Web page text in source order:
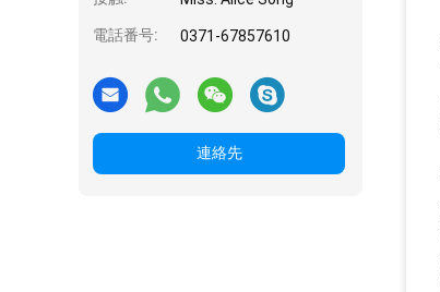
電話番号: 0371-67857610
連絡先